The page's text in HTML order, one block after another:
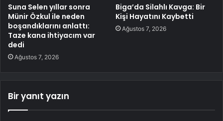
Suna Selen yıllar sonra
Münir Özkul ile neden
boşandıklarını anlattı:
Taze kana ihtiyacım var
dedi
Ağustos 7, 2026
Biga’da Silahlı Kavga: Bir
Kişi Hayatını Kaybetti
Ağustos 7, 2026
Bir yanıt yazın